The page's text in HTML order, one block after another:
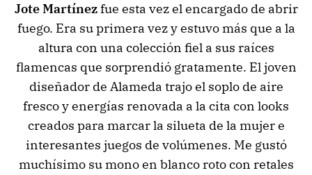
Jote Martínezfue esta vez el encargado de abrir
fuego. Era su primera vez y estuvo más que a la
altura con una colección fiel a sus raíces
flamencas que sorprendió gratamente. El joven
diseñador de Alameda trajo el soplo de aire
fresco y energías renovada a la cita con looks
creados para marcar la silueta de la mujer e
interesantes juegos de volúmenes. Me gustó
muchísimo su mono en blanco roto con retales